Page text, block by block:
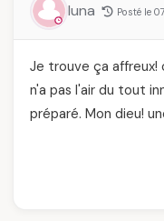
luna Posté le
Je trouve ça affreux!
n'a pas l'air du tout
préparé. Mon dieu!